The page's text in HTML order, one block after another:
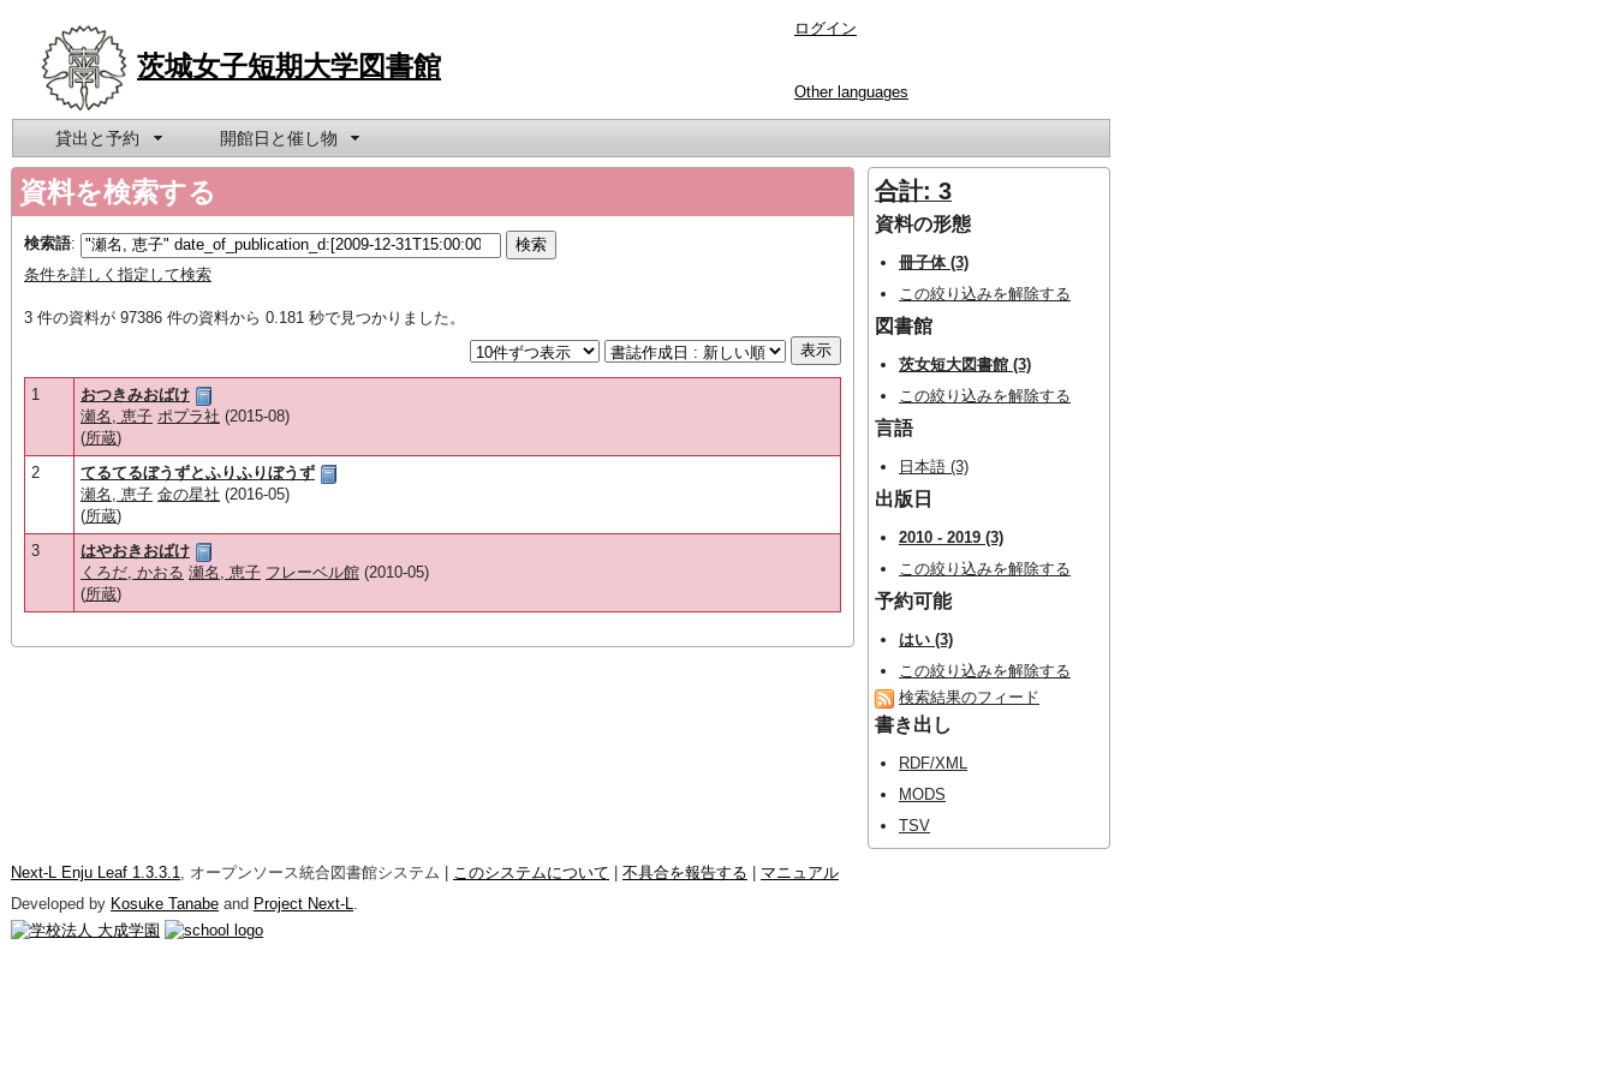
茨城女子短期大学図書館
ログイン
Other languages
貸出と予約 開館日と催し物
資料を検索する
検索語:
条件を詳しく指定して検索
3 件の資料が 97386 件の資料から 0.181 秒で見つかりました。
1
おつきみおばけ
瀬名, 恵子 ポプラ社 (2015-08)
(所蔵)
2
てるてるぼうずとふりふりぼうず
瀬名, 恵子 金の星社 (2016-05)
(所蔵)
3
はやおきおばけ
くろだ, かおる 瀬名, 恵子 フレーベル館 (2010-05)
(所蔵)
合計: 3
資料の形態
冊子体 (3)
この絞り込みを解除する
図書館
茨女短大図書館 (3)
この絞り込みを解除する
言語
日本語 (3)
出版日
2010 - 2019 (3)
この絞り込みを解除する
予約可能
はい (3)
この絞り込みを解除する
検索結果のフィード
書き出し
RDF/XML
MODS
TSV
Next-L Enju Leaf 1.3.3.1, オープンソース統合図書館システム | このシステムについて 不具合を報告する
マニュアル
Developed by Kosuke Tanabe and Project Next-L.